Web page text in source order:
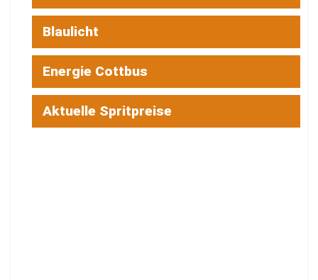
Blaulicht
Energie Cottbus
Aktuelle Spritpreise